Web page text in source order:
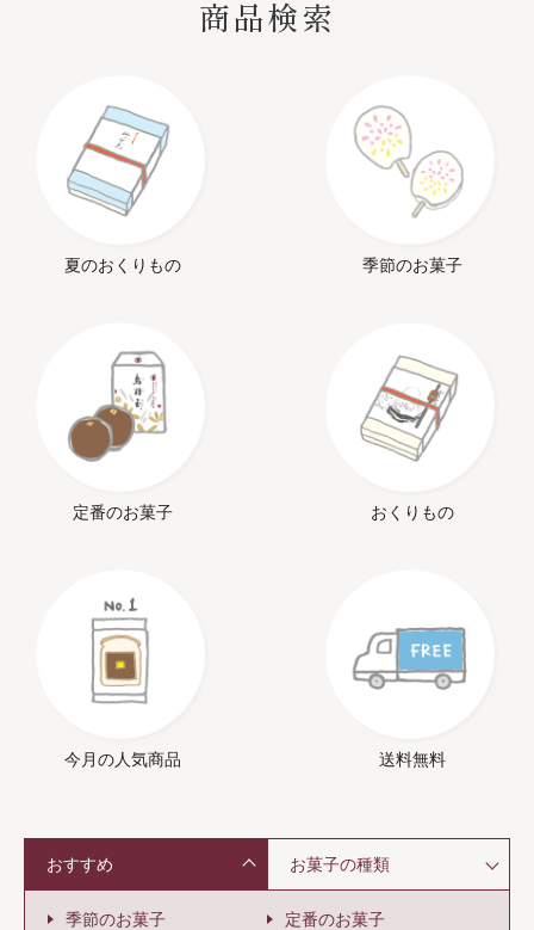
商品検索
夏のおくりもの 季節のお菓子
定番のお菓子 おくりもの
今月の人気商品 送料無料
おすすめ
季節のお菓子
定番のお菓子
お菓子の種類